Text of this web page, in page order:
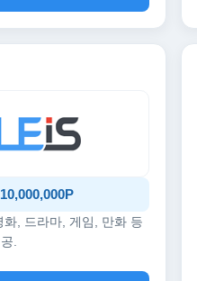
, 드라마, 게임, 만화 등
.